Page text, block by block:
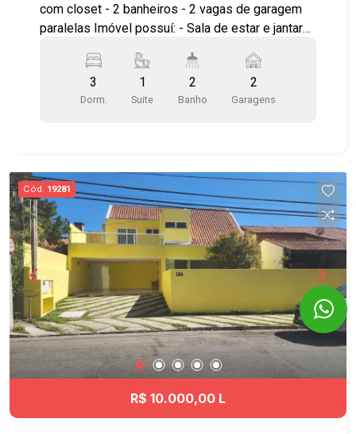
com closet - 2 banheiros - 2 vagas de garagem
paralelas Imóvel possuí: - Sala de estar e jantar
Varanda gourmet fechada com vidro articulável -
Cozinha com armários planejados, fogão e
depurador - Suíte com closet e armários
elevadores Condomínio clube com 2 torres com
excelente infraestrutura, portaria 24 horas,
sistema de segurança monitorado por câmeras, 3
elevadores por torre, sistema de acesso por tag
e 25 vagas internas para visitantes. Itens de
lazer: - Piscina com raia de 25 metros - Piscina
infantil - Academia equipada com excelentes
aparelhos - Quadra Poliesportiva - Playground -
Brinquedoteca - Salão de Jogos - Salão de
festas adulto e infantil - Duas lindas áreas
gourmet com churrasqueiras - Cascata e Jardins
Ótima localização no Jardim Aquarius, um dos
bairros mais valorizados de São José dos
3
Dorm.
1
Suite
2
Banho
2
Garagens
Cód. 19281
R$ 10.000,00 L